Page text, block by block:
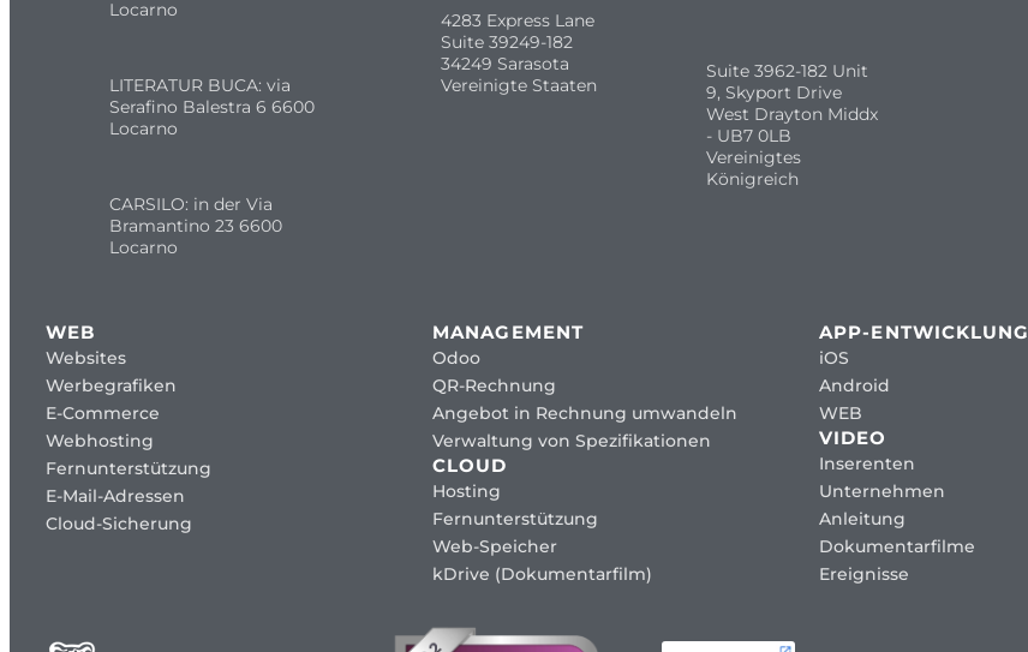
Locarno
LITERATUR BUCA: via
Serafino Balestra 6 6600
Locarno
CARSILO: in der Via
Bramantino 23 6600
Locarno
4283 Express Lane
Suite 39249-182
34249 Sarasota
Vereinigte Staaten
Suite 3962-182 Unit
9, Skyport Drive
West Drayton Middx
- UB7 0LB
Vereinigtes
Königreich
WEB
Websites
Werbegrafiken
E-Commerce
Webhosting
Fernunterstützung
E-Mail-Adressen
Cloud-Sicherung
MANAGEMENT
Odoo
QR-Rechnung
Angebot in Rechnung umwandeln
Verwaltung von Spezifikationen
CLOUD
Hosting
Fernunterstützung
Web-Speicher
kDrive (Dokumentarfilm)
APP-ENTWICKLUNG
iOS
Android
WEB
VIDEO
Inserenten
Unternehmen
Anleitung
Dokumentarfilme
Ereignisse